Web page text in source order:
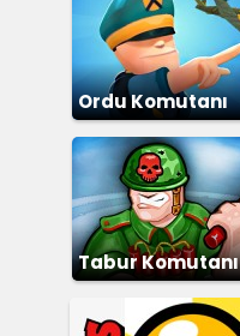
Ordu Komutanı
Tabur Komutanı